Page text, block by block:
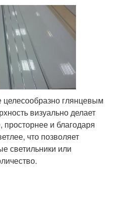
глянцевым
визуально делает
и благодаря
что позволяет
светильники или